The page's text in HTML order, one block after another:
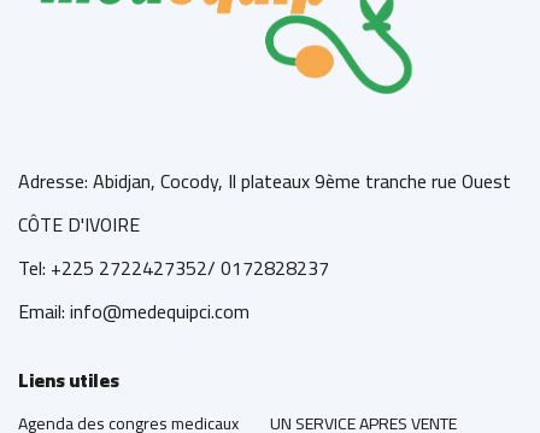
Adresse: Abidjan, Cocody, Il plateaux 9ème tranche rue Ouest
CÔTE D'IVOIRE
Tel: +225 2722427352/ 0172828237
Email: info@medequipci.com
Liens utiles
Agenda des congres medicaux UN SERVICE APRES VENTE